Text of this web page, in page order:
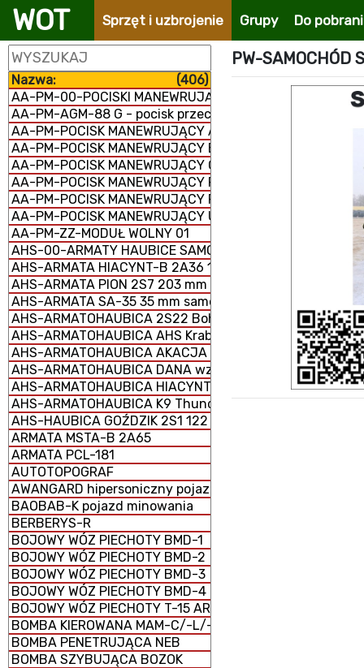
WOT Sprzęt i uzbrojenie Grupy Do
Nazwa:
(406)
AA-PM-00-POCISKI MANEWRUJĄCE
AA-PM-AGM-88 G - pocisk przeciwradiolokacyjny
AA-PM-POCISK MANEWRUJĄCY AGM-158 JASSM
AA-PM-POCISK MANEWRUJĄCY BANDEROL-S8000
AA-PM-POCISK MANEWRUJĄCY Ch-101/102
AA-PM-POCISK MANEWRUJĄCY FP-5 Flamingo
AA-PM-POCISK MANEWRUJĄCY RBS-15 MK3
AA-PM-POCISK MANEWRUJĄCY UGM-109/RGM-109/
AA-PM-ZZ-MODUŁ WOLNY 01
AHS-00-ARMATY HAUBICE SAMOBIEŻNE
AHS-ARMATA HIACYNT-B 2A36 152 mm
AHS-ARMATA PION 2S7 203 mm samobieżna
AHS-ARMATA SA-35 35 mm samobieżna
AHS-ARMATOHAUBICA 2S22 Bohdana 155 mm
AHS-ARMATOHAUBICA AHS Krab 155 mm samobieżna
AHS-ARMATOHAUBICA AKACJA 2S3M 152 mm
AHS-ARMATOHAUBICA DANA wz. 1977 152 mm
AHS-ARMATOHAUBICA HIACYNT 2S5 152 mm samobieżna
AHS-ARMATOHAUBICA K9 Thunder 155 mm samobieżna
AHS-HAUBICA GOŹDZIK 2S1 122 mm samobieżna
ARMATA MSTA-B 2A65
ARMATA PCL-181
AUTOTOPOGRAF
AWANGARD hipersoniczny pojazd szybujący
BAOBAB-K pojazd minowania
BERBERYS-R
BOJOWY WÓZ PIECHOTY BMD-1
BOJOWY WÓZ PIECHOTY BMD-2
BOJOWY WÓZ PIECHOTY BMD-3
BOJOWY WÓZ PIECHOTY BMD-4
BOJOWY WÓZ PIECHOTY T-15 ARMATA (CIĘŻKI)
BOMBA KIEROWANA MAM-C/-L/-T
BOMBA PENETRUJĄCA NEB
BOMBA SZYBUJĄCA BOZOK
PW-SAMOCHÓD